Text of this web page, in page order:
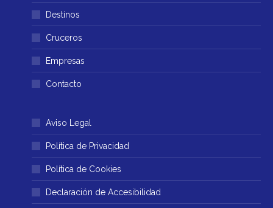
una
ventana
en
una
ventana
Destinos
Cruceros
Empresas
Contacto
Aviso Legal
Política de Privacidad
Política de Cookies
Declaración de Accesibilidad